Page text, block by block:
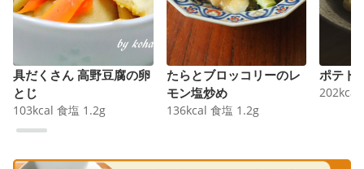
具だくさん 高野豆腐の卵
とじ
103kcal 食塩 1.2g
たらとブロッコリーのレ
モン塩炒め
136kcal 食塩 1.2g
ポテト
202kcal